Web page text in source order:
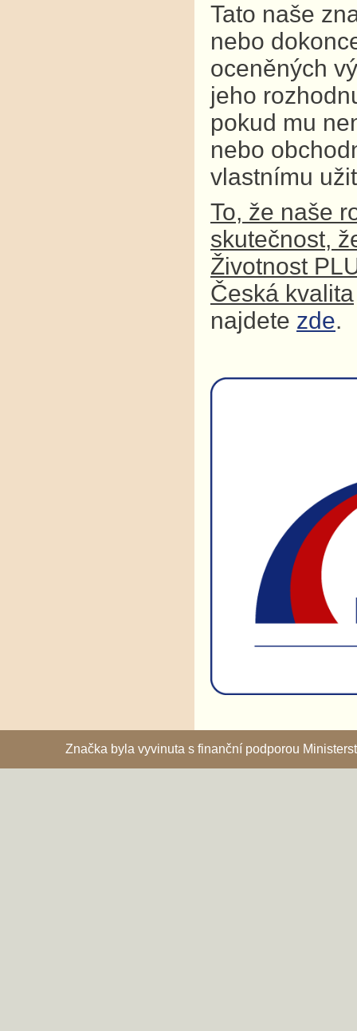
Tato naše
nebo
oceněných
jeho
pokud mu
nebo
vlastnímu
To, že naše
skutečnost,
Životnost
Česká kvalita
najdete zde.
Značka byla vyvinuta s finanční podporou